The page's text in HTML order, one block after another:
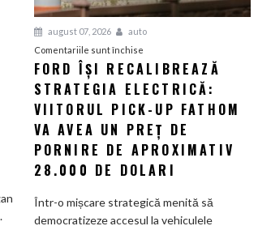
august 07, 2026
auto
Comentariile sunt închisepentru
Ford
își
recalibrează
electrică:
Viitorul
pick-
Fathom
FORD ÎȘI RECALIBREAZĂ
STRATEGIA ELECTRICĂ:
VIITORUL PICK-UP FATHOM
VA AVEA UN PREȚ DE
PORNIRE DE APROXIMATIV
28.000 DE DOLARI
Într-o mișcare strategică menită să
democratizeze accesul la vehiculele